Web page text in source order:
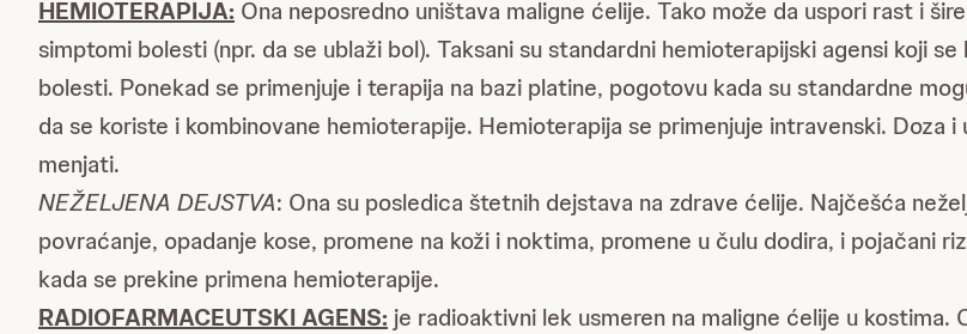
HEMIOTERAPIJA: Ona neposredno uništava maligne ćelije. Tako može da uspori rast i
simptomi bolesti (npr. da se ublaži bol). Taksani su standardni hemioterapijski agensi koji
bolesti. Ponekad se primenjuje i terapija na bazi platine, pogotovu kada su standardne
da se koriste i kombinovane hemioterapije. Hemioterapija se primenjuje intravenski. Doza
menjati.
NEŽELJENA DEJSTVA: Ona su posledica štetnih dejstava na zdrave ćelije. Najčešća
povraćanje, opadanje kose, promene na koži i noktima, promene u čulu dodira, i pojačani
kada se prekine primena hemioterapije.
RADIOFARMACEUTSKI AGENS: je radioaktivni lek usmeren na maligne ćelije u